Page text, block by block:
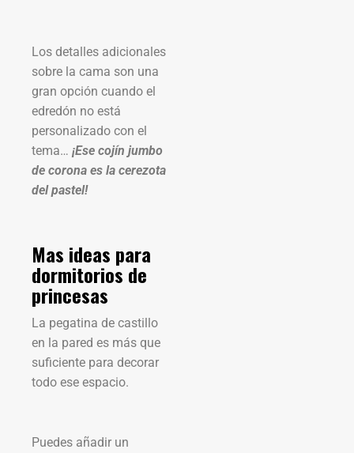
Los detalles adicionales
sobre la cama son una
gran opción cuando el
edredón no está
personalizado con el
tema… ¡Ese cojín jumbo
de corona es la cerezota
del pastel!
Mas ideas para
dormitorios de
princesas
La pegatina de castillo
en la pared es más que
suficiente para decorar
todo ese espacio.
Puedes añadir un